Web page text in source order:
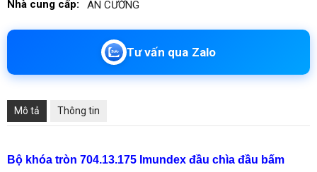
Nhà cung cấp:
AN CƯỜNG
Tư vấn qua Zalo
Mô tả Thông tin
Bộ khóa tròn 704.13.175 Imundex đầu chìa đầu bấm